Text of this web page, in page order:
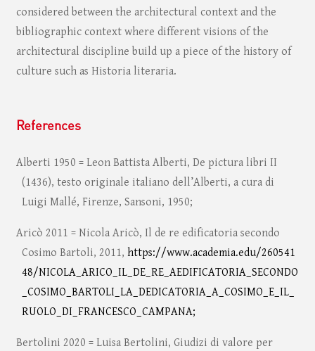
considered between the architectural context and the
bibliographic context where different visions of the
architectural discipline build up a piece of the history of
culture such as Historia literaria.
References
Alberti 1950 = Leon Battista Alberti, De pictura libri II
(1436), testo originale italiano dell’Alberti, a cura di
Luigi Mallé, Firenze, Sansoni, 1950;
Aricò 2011 = Nicola Aricò, Il de re edificatoria secondo
Cosimo Bartoli, 2011, https://www.academia.edu/260541
48/NICOLA_ARICO_IL_DE_RE_AEDIFICATORIA_SECONDO
_COSIMO_BARTOLI_LA_DEDICATORIA_A_COSIMO_E_IL_
RUOLO_DI_FRANCESCO_CAMPANA;
Bertolini 2020 = Luisa Bertolini, Giudizi di valore per